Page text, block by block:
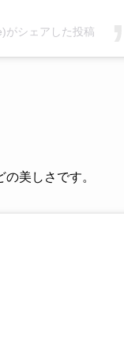
がシェアした投稿
美しさです。